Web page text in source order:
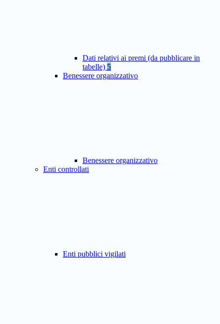
Dati relativi ai premi (da pubblicare in
tabelle) 5
Benessere organizzativo
Benessere organizzativo
Enti controllati
Enti pubblici vigilati